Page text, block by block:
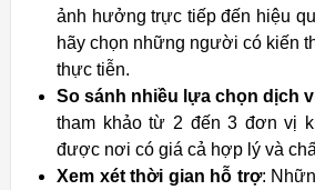
ảnh hưởng trực tiếp đến hiệu
hãy chọn những người có kiến
thực tiễn.
So sánh nhiều lựa chọn dịch
tham khảo từ 2 đến 3 đơn vị
được nơi có giá cả hợp lý và
Xem xét thời gian hỗ trợ: